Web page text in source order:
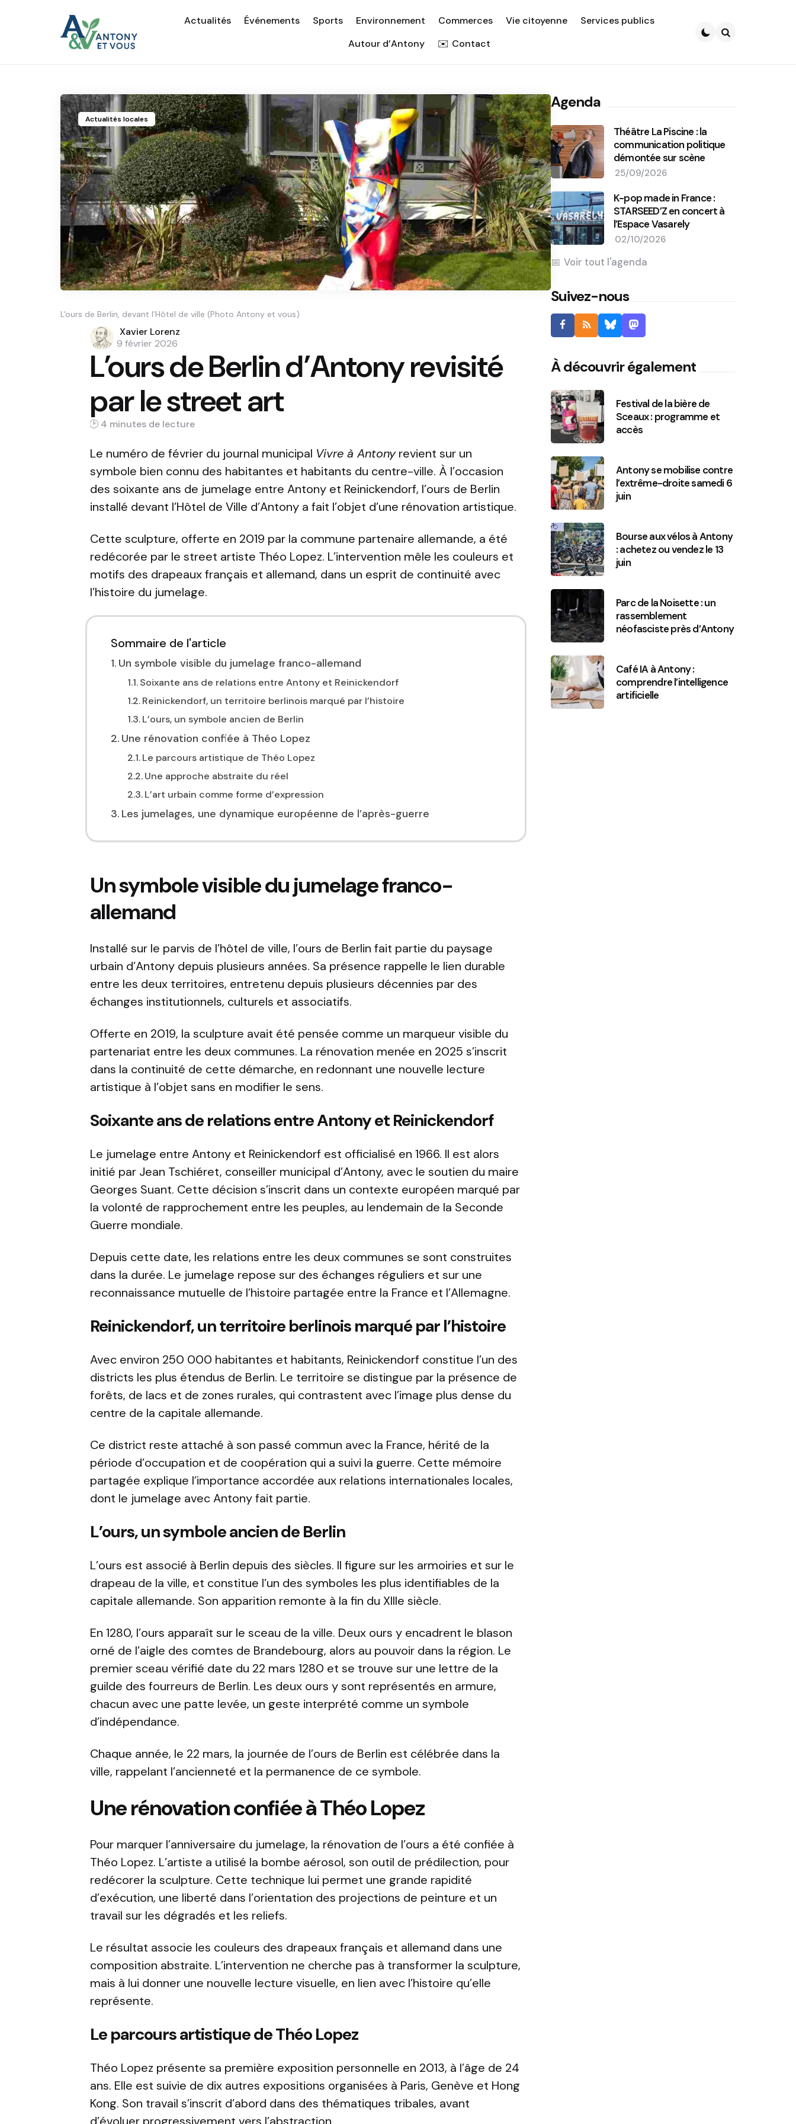
Actualités Événements Sports Environnement Commerces Vie citoyenne
Services publics
Autour d’Antony
Contact
Actualités locales
L'ours de Berlin, devant l'Hôtel de ville (Photo Antony et vous)
Posted
by
Xavier Lorenz
9 février 2026
L’ours de Berlin d’Antony revisité
par le street art
4 min
Le numéro de février du journal municipal Vivre à Antonyrevient sur un
symbole bien connu des habitantes et habitants du centre-ville. À l’occasion
des soixante ans de jumelage entre Antony et Reinickendorf, l’ours de Berlin
installé devant l’Hôtel de Ville d’Antony a fait l’objet d’une rénovation artistique.
Cette sculpture, offerte en 2019 par la commune partenaire allemande, a été
redécorée par le street artiste Théo Lopez. L’intervention mêle les couleurs et
motifs des drapeaux français et allemand, dans un esprit de continuité avec
l’histoire du jumelage.
Sommaire de l'article
Un symbole visible du jumelage franco-allemand
Soixante ans de relations entre Antony et Reinickendorf
Reinickendorf, un territoire berlinois marqué par l’histoire
L’ours, un symbole ancien de Berlin
Une rénovation confiée à Théo Lopez
Le parcours artistique de Théo Lopez
Une approche abstraite du réel
L’art urbain comme forme d’expression
Les jumelages, une dynamique européenne de l’après-guerre
Un symbole visible du jumelage franco-
allemand
Installé sur le parvis de l’hôtel de ville, l’ours de Berlin fait partie du paysage
urbain d’Antony depuis plusieurs années. Sa présence rappelle le lien durable
entre les deux territoires, entretenu depuis plusieurs décennies par des
échanges institutionnels, culturels et associatifs.
Offerte en 2019, la sculpture avait été pensée comme un marqueur visible du
partenariat entre les deux communes. La rénovation menée en 2025 s’inscrit
dans la continuité de cette démarche, en redonnant une nouvelle lecture
artistique à l’objet sans en modifier le sens.
Soixante ans de relations entre Antony et Reinickendorf
Le jumelage entre Antony et Reinickendorf est officialisé en 1966. Il est alors
initié par Jean Tschiéret, conseiller municipal d’Antony, avec le soutien du maire
Georges Suant. Cette décision s’inscrit dans un contexte européen marqué par
la volonté de rapprochement entre les peuples, au lendemain de la Seconde
Guerre mondiale.
Depuis cette date, les relations entre les deux communes se sont construites
dans la durée. Le jumelage repose sur des échanges réguliers et sur une
reconnaissance mutuelle de l’histoire partagée entre la France et l’Allemagne.
Reinickendorf, un territoire berlinois marqué par l’histoire
Avec environ 250 000 habitantes et habitants, Reinickendorf constitue l’un des
districts les plus étendus de Berlin. Le territoire se distingue par la présence de
forêts, de lacs et de zones rurales, qui contrastent avec l’image plus dense du
centre de la capitale allemande.
Ce district reste attaché à son passé commun avec la France, hérité de la
période d’occupation et de coopération qui a suivi la guerre. Cette mémoire
partagée explique l’importance accordée aux relations internationales locales,
dont le jumelage avec Antony fait partie.
L’ours, un symbole ancien de Berlin
L’ours est associé à Berlin depuis des siècles. Il figure sur les armoiries et sur le
drapeau de la ville, et constitue l’un des symboles les plus identifiables de la
capitale allemande. Son apparition remonte à la fin du XIIIe siècle.
En 1280, l’ours apparaît sur le sceau de la ville. Deux ours y encadrent le blason
orné de l’aigle des comtes de Brandebourg, alors au pouvoir dans la région. Le
premier sceau vérifié date du 22 mars 1280 et se trouve sur une lettre de la
guilde des fourreurs de Berlin. Les deux ours y sont représentés en armure,
chacun avec une patte levée, un geste interprété comme un symbole
d’indépendance.
Chaque année, le 22 mars, la journée de l’ours de Berlin est célébrée dans la
ville, rappelant l’ancienneté et la permanence de ce symbole.
Une rénovation confiée à Théo Lopez
Pour marquer l’anniversaire du jumelage, la rénovation de l’ours a été confiée à
Théo Lopez. L’artiste a utilisé la bombe aérosol, son outil de prédilection, pour
redécorer la sculpture. Cette technique lui permet une grande rapidité
d’exécution, une liberté dans l’orientation des projections de peinture et un
travail sur les dégradés et les reliefs.
Le résultat associe les couleurs des drapeaux français et allemand dans une
composition abstraite. L’intervention ne cherche pas à transformer la sculpture,
mais à lui donner une nouvelle lecture visuelle, en lien avec l’histoire qu’elle
représente.
Le parcours artistique de Théo Lopez
Théo Lopez présente sa première exposition personnelle en 2013, à l’âge de 24
ans. Elle est suivie de dix autres expositions organisées à Paris, Genève et Hong
Kong. Son travail s’inscrit d’abord dans des thématiques tribales, avant
Agenda
Théâtre La Piscine : la
communication politique
démontée sur scène
25/09/2026
K-pop made in France :
STARSEED’Z en concert à
l’Espace Vasarely
02/10/2026
Voir tout l'agenda
Suivez-nous
À découvrir également
Festival de la bière de
Sceaux : programme et
accès
Antony se mobilise contre
l’extrême-droite samedi 6
juin
Bourse aux vélos à Antony
: achetez ou vendez le 13
juin
Parc de la Noisette : un
rassemblement
néofasciste près d’Antony
Café IA à Antony :
comprendre l’intelligence
artificielle